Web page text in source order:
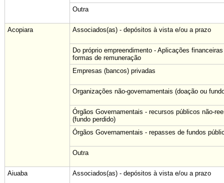
Outra
Acopiara Associados(as) - depósitos à vista e/ou a prazo
Do próprio empreendimento - Aplicações
formas de remuneração
Empresas (bancos) privadas
Organizações não-governamentais (doação ou
Órgãos Governamentais - recursos públicos não-
(fundo perdido)
Órgãos Governamentais - repasses de fundos
Outra
Aiuaba Associados(as) - depósitos à vista e/ou a prazo